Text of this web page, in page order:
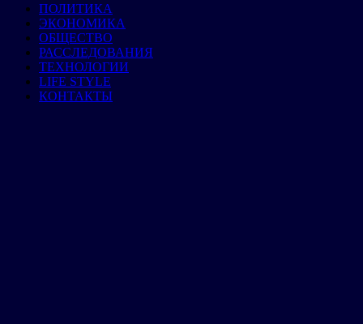
ПОЛИТИКА
ЭКОНОМИКА
ОБЩЕСТВО
РАССЛЕДОВАНИЯ
ТЕХНОЛОГИИ
LIFE STYLE
КОНТАКТЫ